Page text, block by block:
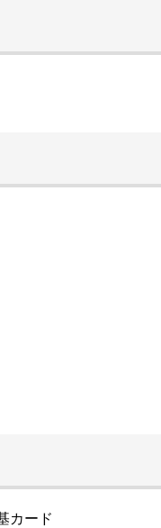
カード